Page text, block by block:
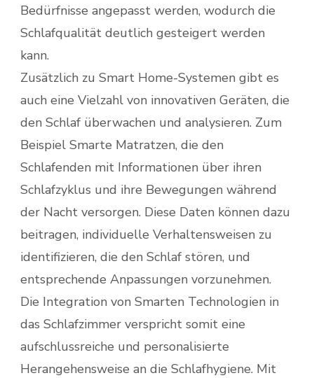
Bedürfnisse angepasst werden, wodurch die
Schlafqualität deutlich gesteigert werden
kann.
Zusätzlich zu Smart Home-Systemen gibt es
auch eine Vielzahl von innovativen Geräten, die
den Schlaf überwachen und analysieren. Zum
Beispiel Smarte Matratzen, die den
Schlafenden mit Informationen über ihren
Schlafzyklus und ihre Bewegungen während
der Nacht versorgen. Diese Daten können dazu
beitragen, individuelle Verhaltensweisen zu
identifizieren, die den Schlaf stören, und
entsprechende Anpassungen vorzunehmen.
Die Integration von Smarten Technologien in
das Schlafzimmer verspricht somit eine
aufschlussreiche und personalisierte
Herangehensweise an die Schlafhygiene. Mit